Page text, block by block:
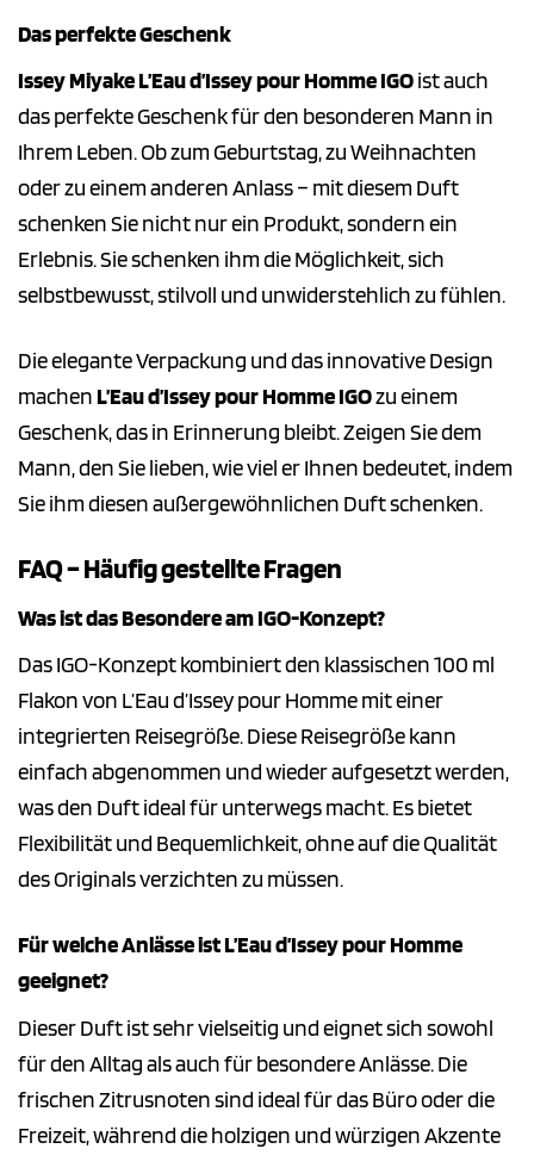
Das perfekte Geschenk
Issey Miyake L’Eau d’Issey pour Homme IGOist auch
das perfekte Geschenk für den besonderen Mann in
Ihrem Leben. Ob zum Geburtstag, zu Weihnachten
oder zu einem anderen Anlass – mit diesem Duft
schenken Sie nicht nur ein Produkt, sondern ein
Erlebnis. Sie schenken ihm die Möglichkeit, sich
selbstbewusst, stilvoll und unwiderstehlich zu fühlen.
Die elegante Verpackung und das innovative Design
machenL’Eau d’Issey pour Homme IGOzu einem
Geschenk, das in Erinnerung bleibt. Zeigen Sie dem
Mann, den Sie lieben, wie viel er Ihnen bedeutet, indem
Sie ihm diesen außergewöhnlichen Duft schenken.
FAQ – Häufig gestellte Fragen
Was ist das Besondere am IGO-Konzept?
Das IGO-Konzept kombiniert den klassischen 100 ml
Flakon von L’Eau d’Issey pour Homme mit einer
integrierten Reisegröße. Diese Reisegröße kann
einfach abgenommen und wieder aufgesetzt werden,
was den Duft ideal für unterwegs macht. Es bietet
Flexibilität und Bequemlichkeit, ohne auf die Qualität
des Originals verzichten zu müssen.
Für welche Anlässe ist L’Eau d’Issey pour Homme
geeignet?
Dieser Duft ist sehr vielseitig und eignet sich sowohl
für den Alltag als auch für besondere Anlässe. Die
frischen Zitrusnoten sind ideal für das Büro oder die
Freizeit, während die holzigen und würzigen Akzente